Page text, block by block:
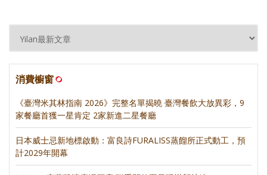
消費櫥窗
《臺灣米其林指南 2026》完整名單揭曉 臺灣餐飲大放異彩，9
家餐廳首獲一星肯定 2家新進二星餐廳
日本威士忌新地標啟動：富良詩FURALISS蒸餾所正式動工，預
計2029年開幕